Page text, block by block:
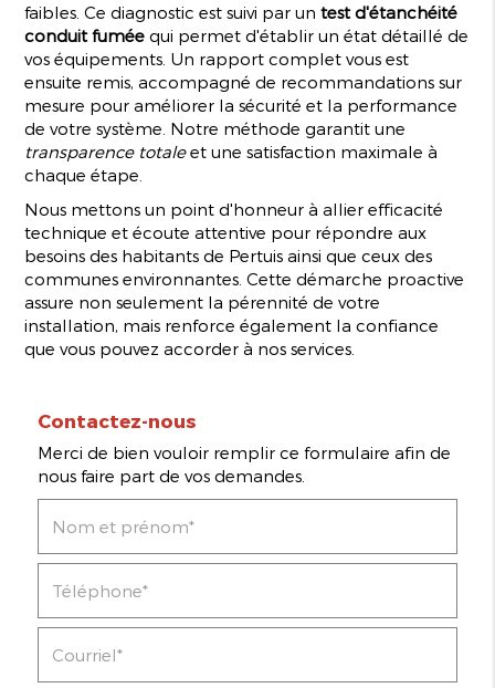
faibles. Ce diagnostic est suivi par untest d'étanchéité
conduit fumée qui permet d'établir un état détaillé de
vos équipements. Un rapport complet vous est
ensuite remis, accompagné de recommandations sur
mesure pour améliorer la sécurité et la performance
de votre système. Notre méthode garantit une
transparence totaleet une satisfaction maximale à
chaque étape.
Nous mettons un point d'honneur à allier efficacité
technique et écoute attentive pour répondre aux
besoins des habitants de Pertuis ainsi que ceux des
communes environnantes. Cette démarche proactive
assure non seulement la pérennité de votre
installation, mais renforce également la confiance
que vous pouvez accorder à nos services.
Contactez-nous
Merci de bien vouloir remplir ce formulaire afin de
nous faire part de vos demandes.